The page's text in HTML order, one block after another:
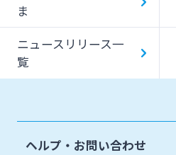
ま
ニュースリリース一
覧
ヘルプ・お問い合わせ